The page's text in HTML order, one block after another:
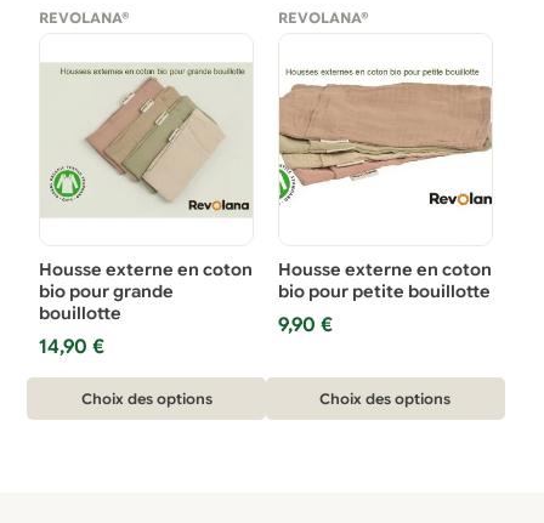
238,99 €
plusieurs
variations.
options
peuvent
être
sur
la
page
du
produit
plusieurs
variations.
Les
options
peuvent
être
sur
la
page
produit
REVOLANA®
Housse externe en coton
bio pour grande
bouillotte
14,90€
Choix des options
produit
REVOLANA®
Housse externe en coton
bio pour petite bouillotte
9,90 €
Choix des options
produit